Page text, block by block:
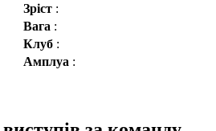
Зріст :
Вага :
Клуб :
Амплуа :